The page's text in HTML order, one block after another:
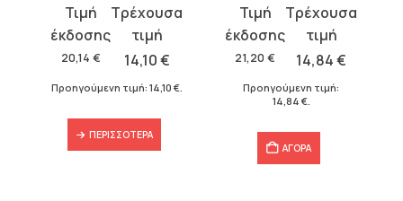
20,14 €
Original
price
was:
20,14 €.
14,10€
τρέχουσα
τιμή
είναι:
Προηγούμενη τιμή: 14,10 €.
ΠΕΡΙΣΣΌΤΕΡΑ
21,20 €
Original
price
was:
21,20 €.
14,84€
τρέχουσα
τιμή
είναι:
14,84 €.
Προηγούμενη τιμή:
14,84 €.
ΑΓΟΡΑ